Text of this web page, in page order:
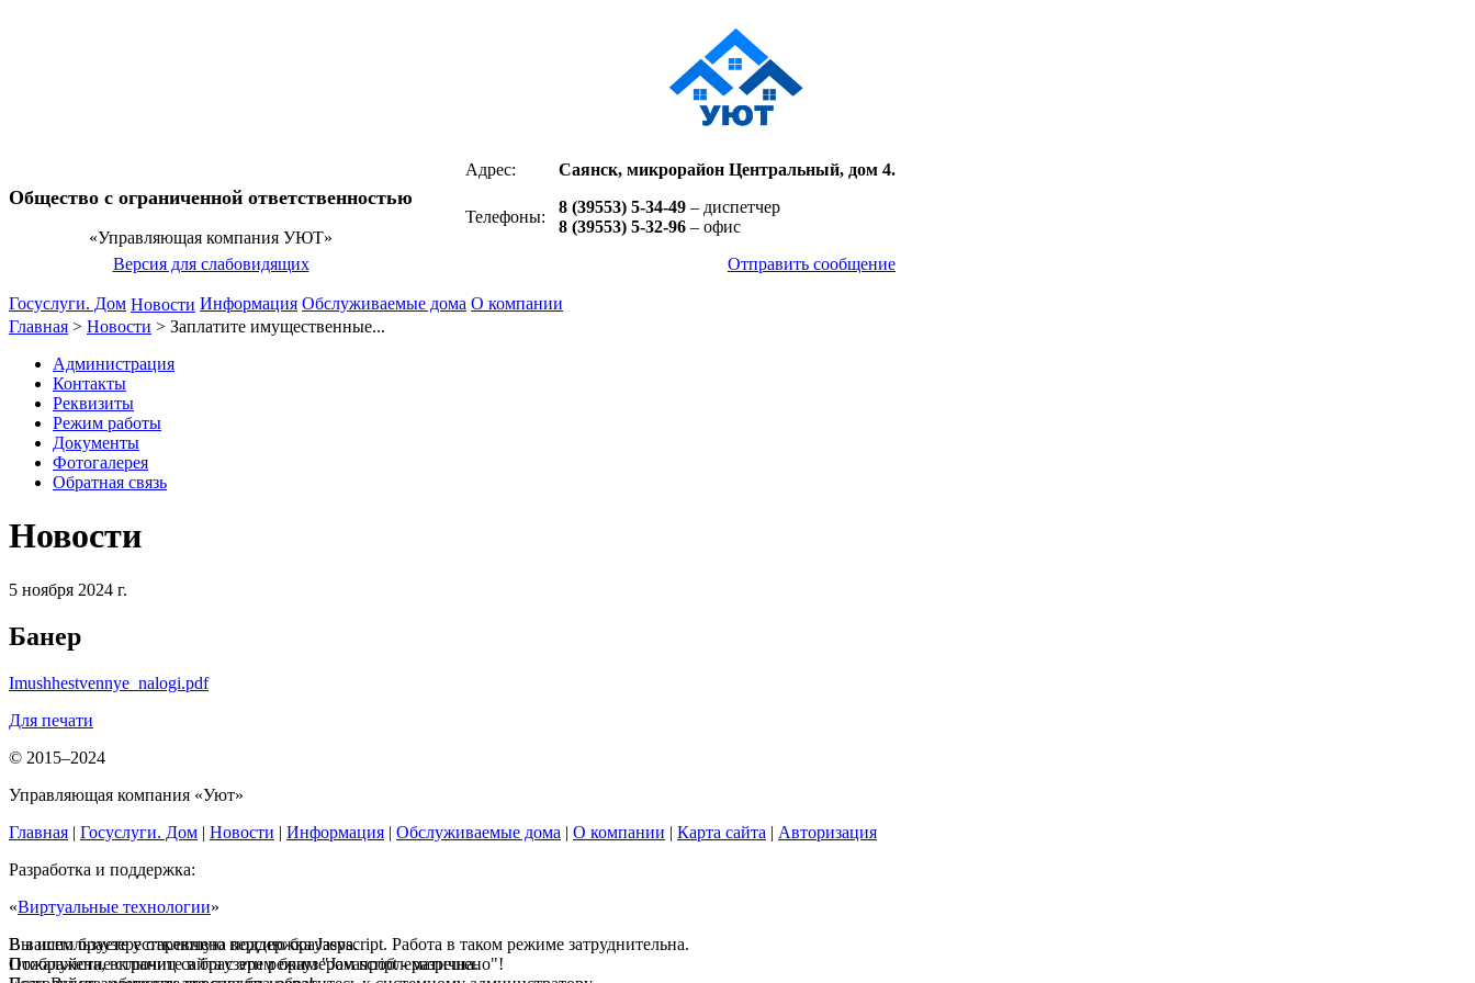
Общество с ограниченной ответственностью
«Управляющая компания УЮТ»
Адрес: Саянск, микрорайон Центральный, дом 4.
Телефоны:
8 (39553) 5-34-49 – диспетчер
8 (39553) 5-32-96 – офис
Версия для слабовидящих
Отправить сообщение
Госуслуги. Дом Новости Информация Обслуживаемые дома О компании
Главная > Новости > Заплатите имущественные...
Администрация
Контакты
Реквизиты
Режим работы
Документы
Фотогалерея
Обратная связь
Новости
5 ноября 2024 г.
Банер
Imushhestvennye_nalogi.pdf
Для печати
© 2015–2024
Управляющая компания «Уют»
Главная | Госуслуги. Дом | Новости | Информация | Обслуживаемые дома | О компании | Карта сайта | Авторизация
Разработка и поддержка:
«Виртуальные технологии»
В вашем браузере отключена поддержка Jasvscript. Работа в таком режиме затруднительна.
Пожалуйста, включите в браузере режим "Javascript - разрешено"!
Вы используете устаревшую версию браузера.
Отображение страниц сайта с этим браузером проблематична.